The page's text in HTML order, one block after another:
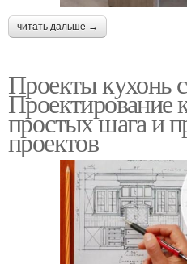
читать дальше →
Проекты кухонь
Проектирование
простых шага и
проектов